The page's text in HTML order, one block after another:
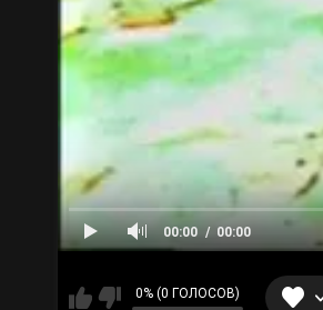
00:00 00:00
0% (0 ГОЛОСОВ)